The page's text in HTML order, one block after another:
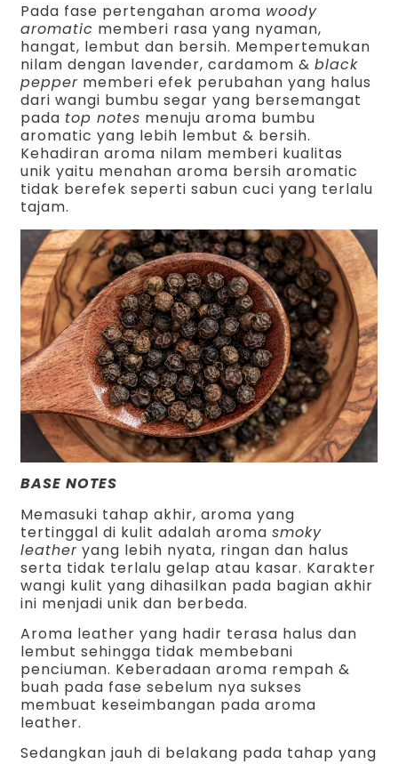
Pada fase pertengahan aroma woody
aromatic memberi rasa yang nyaman,
hangat, lembut dan bersih. Mempertemukan
nilam dengan lavender, cardamom &black
pepper memberi efek perubahan yang halus
dari wangi bumbu segar yang bersemangat
pada top notes menuju aroma bumbu
aromatic yang lebih lembut & bersih.
Kehadiran aroma nilam memberi kualitas
unik yaitu menahan aroma bersih aromatic
tidak berefek seperti sabun cuci yang terlalu
tajam.
BASE NOTES
Memasuki tahap akhir, aroma yang
tertinggal di kulit adalah aromasmoky
leather yang lebih nyata, ringan dan halus
serta tidak terlalu gelap atau kasar. Karakter
wangi kulit yang dihasilkan pada bagian akhir
ini menjadi unik dan berbeda.
Aroma leather yang hadir terasa halus dan
lembut sehingga tidak membebani
penciuman. Keberadaan aroma rempah &
buah pada fase sebelum nya sukses
membuat keseimbangan pada aroma
leather.
Sedangkan jauh di belakang pada tahap yang